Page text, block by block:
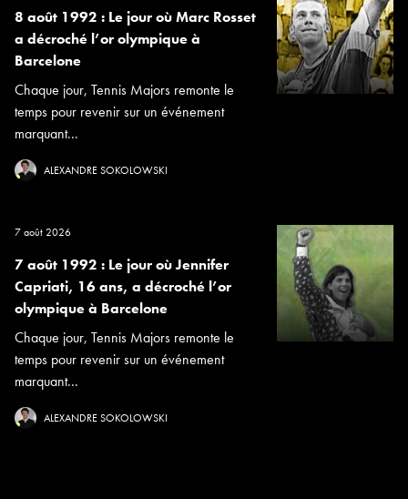
8 août 1992 : Le jour où Marc Rosset
a décroché l’or olympique à
Barcelone
Chaque jour, Tennis Majors remonte le
temps pour revenir sur un événement
marquant...
ALEXANDRE SOKOLOWSKI
7 août 2026
7 août 1992 : Le jour où Jennifer
Capriati, 16 ans, a décroché l’or
olympique à Barcelone
Chaque jour, Tennis Majors remonte le
temps pour revenir sur un événement
marquant...
ALEXANDRE SOKOLOWSKI